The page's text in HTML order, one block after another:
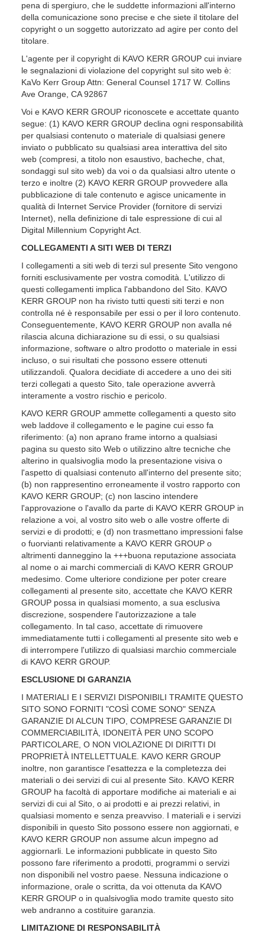
pena di spergiuro, che le suddette informazioni all'interno
della comunicazione sono precise e che siete il titolare del
copyright o un soggetto autorizzato ad agire per conto del
titolare.
L'agente per il copyright di KAVO KERR GROUP cui inviare
le segnalazioni di violazione del copyright sul sito web è:
KaVo Kerr Group Attn: General Counsel 1717 W. Collins
Ave Orange, CA 92867
Voi e KAVO KERR GROUP riconoscete e accettate quanto
segue: (1) KAVO KERR GROUP declina ogni responsabilità
per qualsiasi contenuto o materiale di qualsiasi genere
inviato o pubblicato su qualsiasi area interattiva del sito
web (compresi, a titolo non esaustivo, bacheche, chat,
sondaggi sul sito web) da voi o da qualsiasi altro utente o
terzo e inoltre (2) KAVO KERR GROUP provvedere alla
pubblicazione di tale contenuto e agisce unicamente in
qualità di Internet Service Provider (fornitore di servizi
Internet), nella definizione di tale espressione di cui al
Digital Millennium Copyright Act.
COLLEGAMENTI A SITI WEB DI TERZI
I collegamenti a siti web di terzi sul presente Sito vengono
forniti esclusivamente per vostra comodità. L'utilizzo di
questi collegamenti implica l'abbandono del Sito. KAVO
KERR GROUP non ha rivisto tutti questi siti terzi e non
controlla né è responsabile per essi o per il loro contenuto.
Conseguentemente, KAVO KERR GROUP non avalla né
rilascia alcuna dichiarazione su di essi, o su qualsiasi
informazione, software o altro prodotto o materiale in essi
incluso, o sui risultati che possono essere ottenuti
utilizzandoli. Qualora decidiate di accedere a uno dei siti
terzi collegati a questo Sito, tale operazione avverrà
interamente a vostro rischio e pericolo.
KAVO KERR GROUP ammette collegamenti a questo sito
web laddove il collegamento e le pagine cui esso fa
riferimento: (a) non aprano frame intorno a qualsiasi
pagina su questo sito Web o utilizzino altre tecniche che
alterino in qualsivoglia modo la presentazione visiva o
l'aspetto di qualsiasi contenuto all'interno del presente sito;
(b) non rappresentino erroneamente il vostro rapporto con
KAVO KERR GROUP; (c) non lascino intendere
l'approvazione o l'avallo da parte di KAVO KERR GROUP in
relazione a voi, al vostro sito web o alle vostre offerte di
servizi e di prodotti; e (d) non trasmettano impressioni false
o fuorvianti relativamente a KAVO KERR GROUP o
altrimenti danneggino la +++buona reputazione associata
al nome o ai marchi commerciali di KAVO KERR GROUP
medesimo. Come ulteriore condizione per poter creare
collegamenti al presente sito, accettate che KAVO KERR
GROUP possa in qualsiasi momento, a sua esclusiva
discrezione, sospendere l'autorizzazione a tale
collegamento. In tal caso, accettate di rimuovere
immediatamente tutti i collegamenti al presente sito web e
di interrompere l'utilizzo di qualsiasi marchio commerciale
di KAVO KERR GROUP.
ESCLUSIONE DI GARANZIA
I MATERIALI E I SERVIZI DISPONIBILI TRAMITE QUESTO
SITO SONO FORNITI "COSÌ COME SONO" SENZA
GARANZIE DI ALCUN TIPO, COMPRESE GARANZIE DI
COMMERCIABILITÀ, IDONEITÀ PER UNO SCOPO
PARTICOLARE, O NON VIOLAZIONE DI DIRITTI DI
PROPRIETÀ INTELLETTUALE. KAVO KERR GROUP
inoltre, non garantisce l'esattezza e la completezza dei
materiali o dei servizi di cui al presente Sito. KAVO KERR
GROUP ha facoltà di apportare modifiche ai materiali e ai
servizi di cui al Sito, o ai prodotti e ai prezzi relativi, in
qualsiasi momento e senza preavviso. I materiali e i servizi
disponibili in questo Sito possono essere non aggiornati, e
KAVO KERR GROUP non assume alcun impegno ad
aggiornarli. Le informazioni pubblicate in questo Sito
possono fare riferimento a prodotti, programmi o servizi
non disponibili nel vostro paese. Nessuna indicazione o
informazione, orale o scritta, da voi ottenuta da KAVO
KERR GROUP o in qualsivoglia modo tramite questo sito
web andranno a costituire garanzia.
LIMITAZIONE DI RESPONSABILITÀ